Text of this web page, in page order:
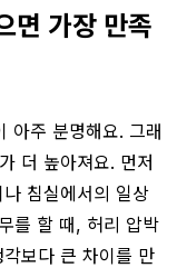
면 가장 만족
아주 분명해요. 그래
더 높아져요. 먼저
침실에서의 일상
를 할 때, 허리 압박
보다 큰 차이를 만